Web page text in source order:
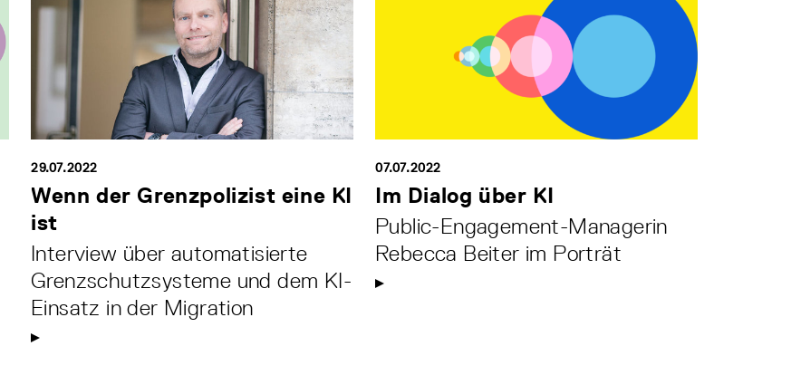
29.07.2022
Wenn der Grenzpolizist eine KI
ist
Interview über automatisierte
Grenzschutzsysteme und dem KI-
Einsatz in der Migration
07.07.2022
Im Dialog über KI
Public-Engagement-Managerin
Rebecca Beiter im Porträt